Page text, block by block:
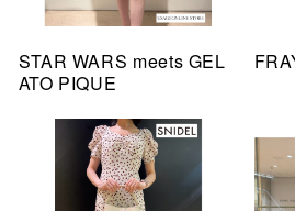
STAR WARS meets GEL
ATO PIQUE